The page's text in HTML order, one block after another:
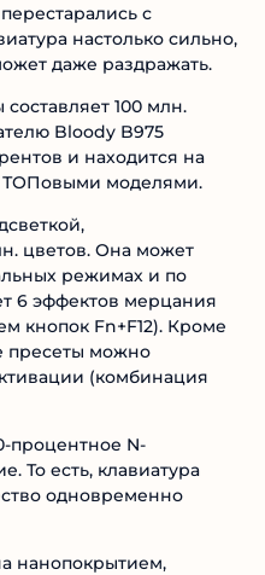
с
настолько сильно,
даже раздражать.
100 млн.
Bloody B975
и находится на
ТОПовыми моделями.
цветов. Она может
режимах и по
6 эффектов мерцания
кнопок Fn+F12). Кроме
пресеты можно
(комбинация
процентное N-
То есть, клавиатура
одновременно
нанопокрытием,